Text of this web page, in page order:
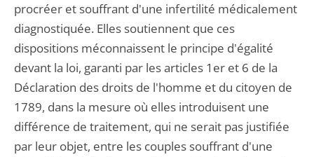
procréer et souffrant d'une infertilité médicalement
diagnostiquée. Elles soutiennent que ces
dispositions méconnaissent le principe d'égalité
devant la loi, garanti par les articles 1er et 6 de la
Déclaration des droits de l'homme et du citoyen de
1789, dans la mesure où elles introduisent une
différence de traitement, qui ne serait pas justifiée
par leur objet, entre les couples souffrant d'une